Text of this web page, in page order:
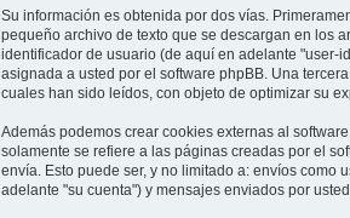
Su información es obtenida por dos vías.
pequeño archivo de texto que se descargan en los
identificador de usuario (de aquí en adelante "user-
asignada a usted por el software phpBB. Una
cuales han sido leídos, con objeto de optimizar su
Además podemos crear cookies externas al
solamente se refiere a las páginas creadas por el
envía. Esto puede ser, y no limitado a: envíos como
adelante "su cuenta") y mensajes enviados por